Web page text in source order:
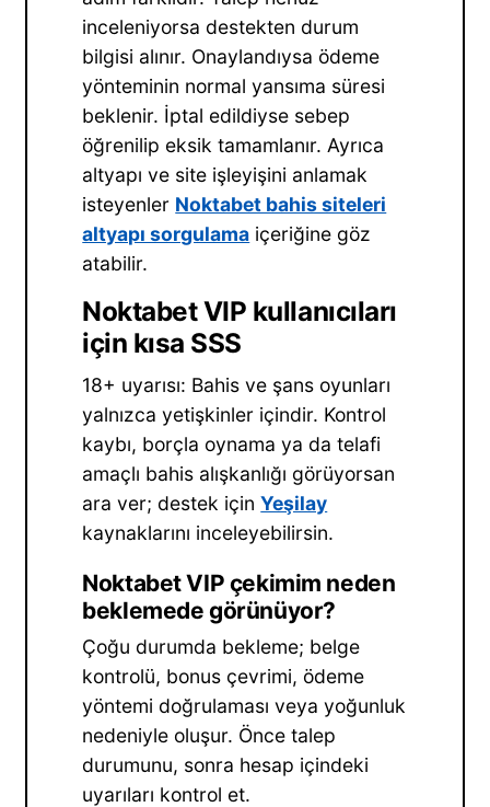
inceleniyorsa destekten durum
bilgisi alınır. Onaylandıysa ödeme
yönteminin normal yansıma süresi
beklenir. İptal edildiyse sebep
öğrenilip eksik tamamlanır. Ayrıca
altyapı ve site işleyişini anlamak
isteyenler Noktabet bahis siteleri
altyapı sorgulama içeriğine göz
atabilir.
Noktabet VIP kullanıcıları
için kısa SSS
18+ uyarısı: Bahis ve şans oyunları
yalnızca yetişkinler içindir. Kontrol
kaybı, borçla oynama ya da telafi
amaçlı bahis alışkanlığı görüyorsan
ara ver; destek içinYeşilay
kaynaklarını inceleyebilirsin.
Noktabet VIP çekimim neden
beklemede görünüyor?
Çoğu durumda bekleme; belge
kontrolü, bonus çevrimi, ödeme
yöntemi doğrulaması veya yoğunluk
nedeniyle oluşur. Önce talep
durumunu, sonra hesap içindeki
uyarıları kontrol et.